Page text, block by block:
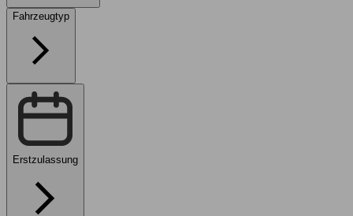
Fahrzeugtyp
Erstzulassung